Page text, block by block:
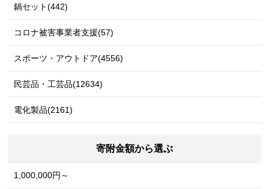
鍋セット(442)
コロナ被害事業者支援(57)
スポーツ・アウトドア(4556)
民芸品・工芸品(12634)
電化製品(2161)
寄附金額から選ぶ
1,000,000円～